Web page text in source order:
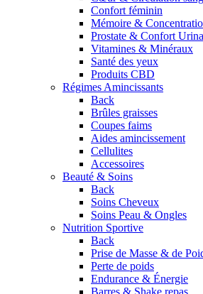
Confort féminin
Mémoire &
Prostate & Confort
Vitamines & Minéraux
Santé des yeux
Produits CBD
Régimes Amincissants
Back
Brûles graisses
Coupes faims
Aides amincissement
Cellulites
Accessoires
Beauté & Soins
Back
Soins Cheveux
Soins Peau & Ongles
Nutrition Sportive
Back
Prise de Masse & de
Perte de poids
Endurance & Énergie
Barres & Shake repas